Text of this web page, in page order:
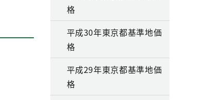
格
平成30年東京都基準地価
格
平成29年東京都基準地価
格